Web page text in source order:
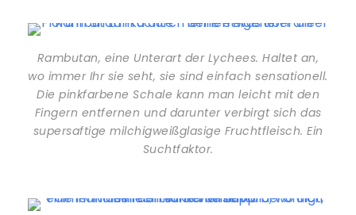
Rambutan, eine Unterart der Lychees. Haltet an,
wo immer Ihr sie seht, sie sind einfach sensationell.
Die pinkfarbene Schale kann man leicht mit den
Fingern entfernen und darunter verbirgt sich das
supersaftige milchigweißglasige Fruchtfleisch. Ein
Suchtfaktor.